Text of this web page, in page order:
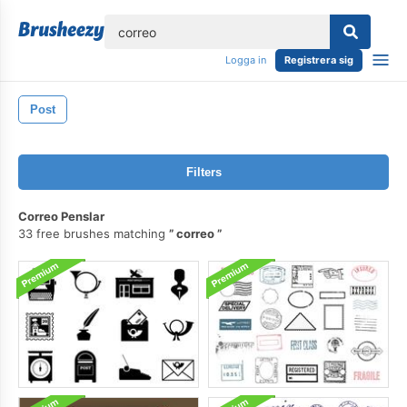
Logga in Registrera sig
Post
Filters
Correo Penslar
33 free brushes matching
correo